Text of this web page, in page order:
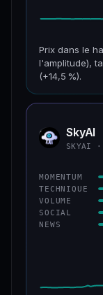
Prix dans le
l'amplitude),
(+14,5 %).
CAP.
VAR. 7 J
VS ATH
−3,2 %
CONFIANCE
SKYA SkyAI
SKYAI
MOMENTUM
TECHNIQUE
VOLUME
SOCIAL
NEWS